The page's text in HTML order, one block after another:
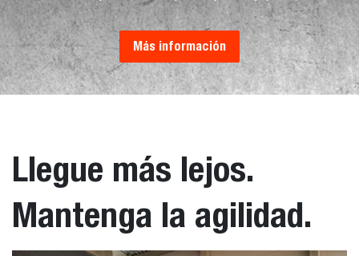
Más información
Llegue más lejos.
Mantenga la agilidad.